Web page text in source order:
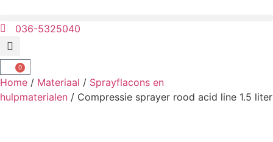
036-5325040
0
Home / Materiaal / Sprayflacons en
hulpmaterialen / Compressie sprayer rood acid line 1.5 liter